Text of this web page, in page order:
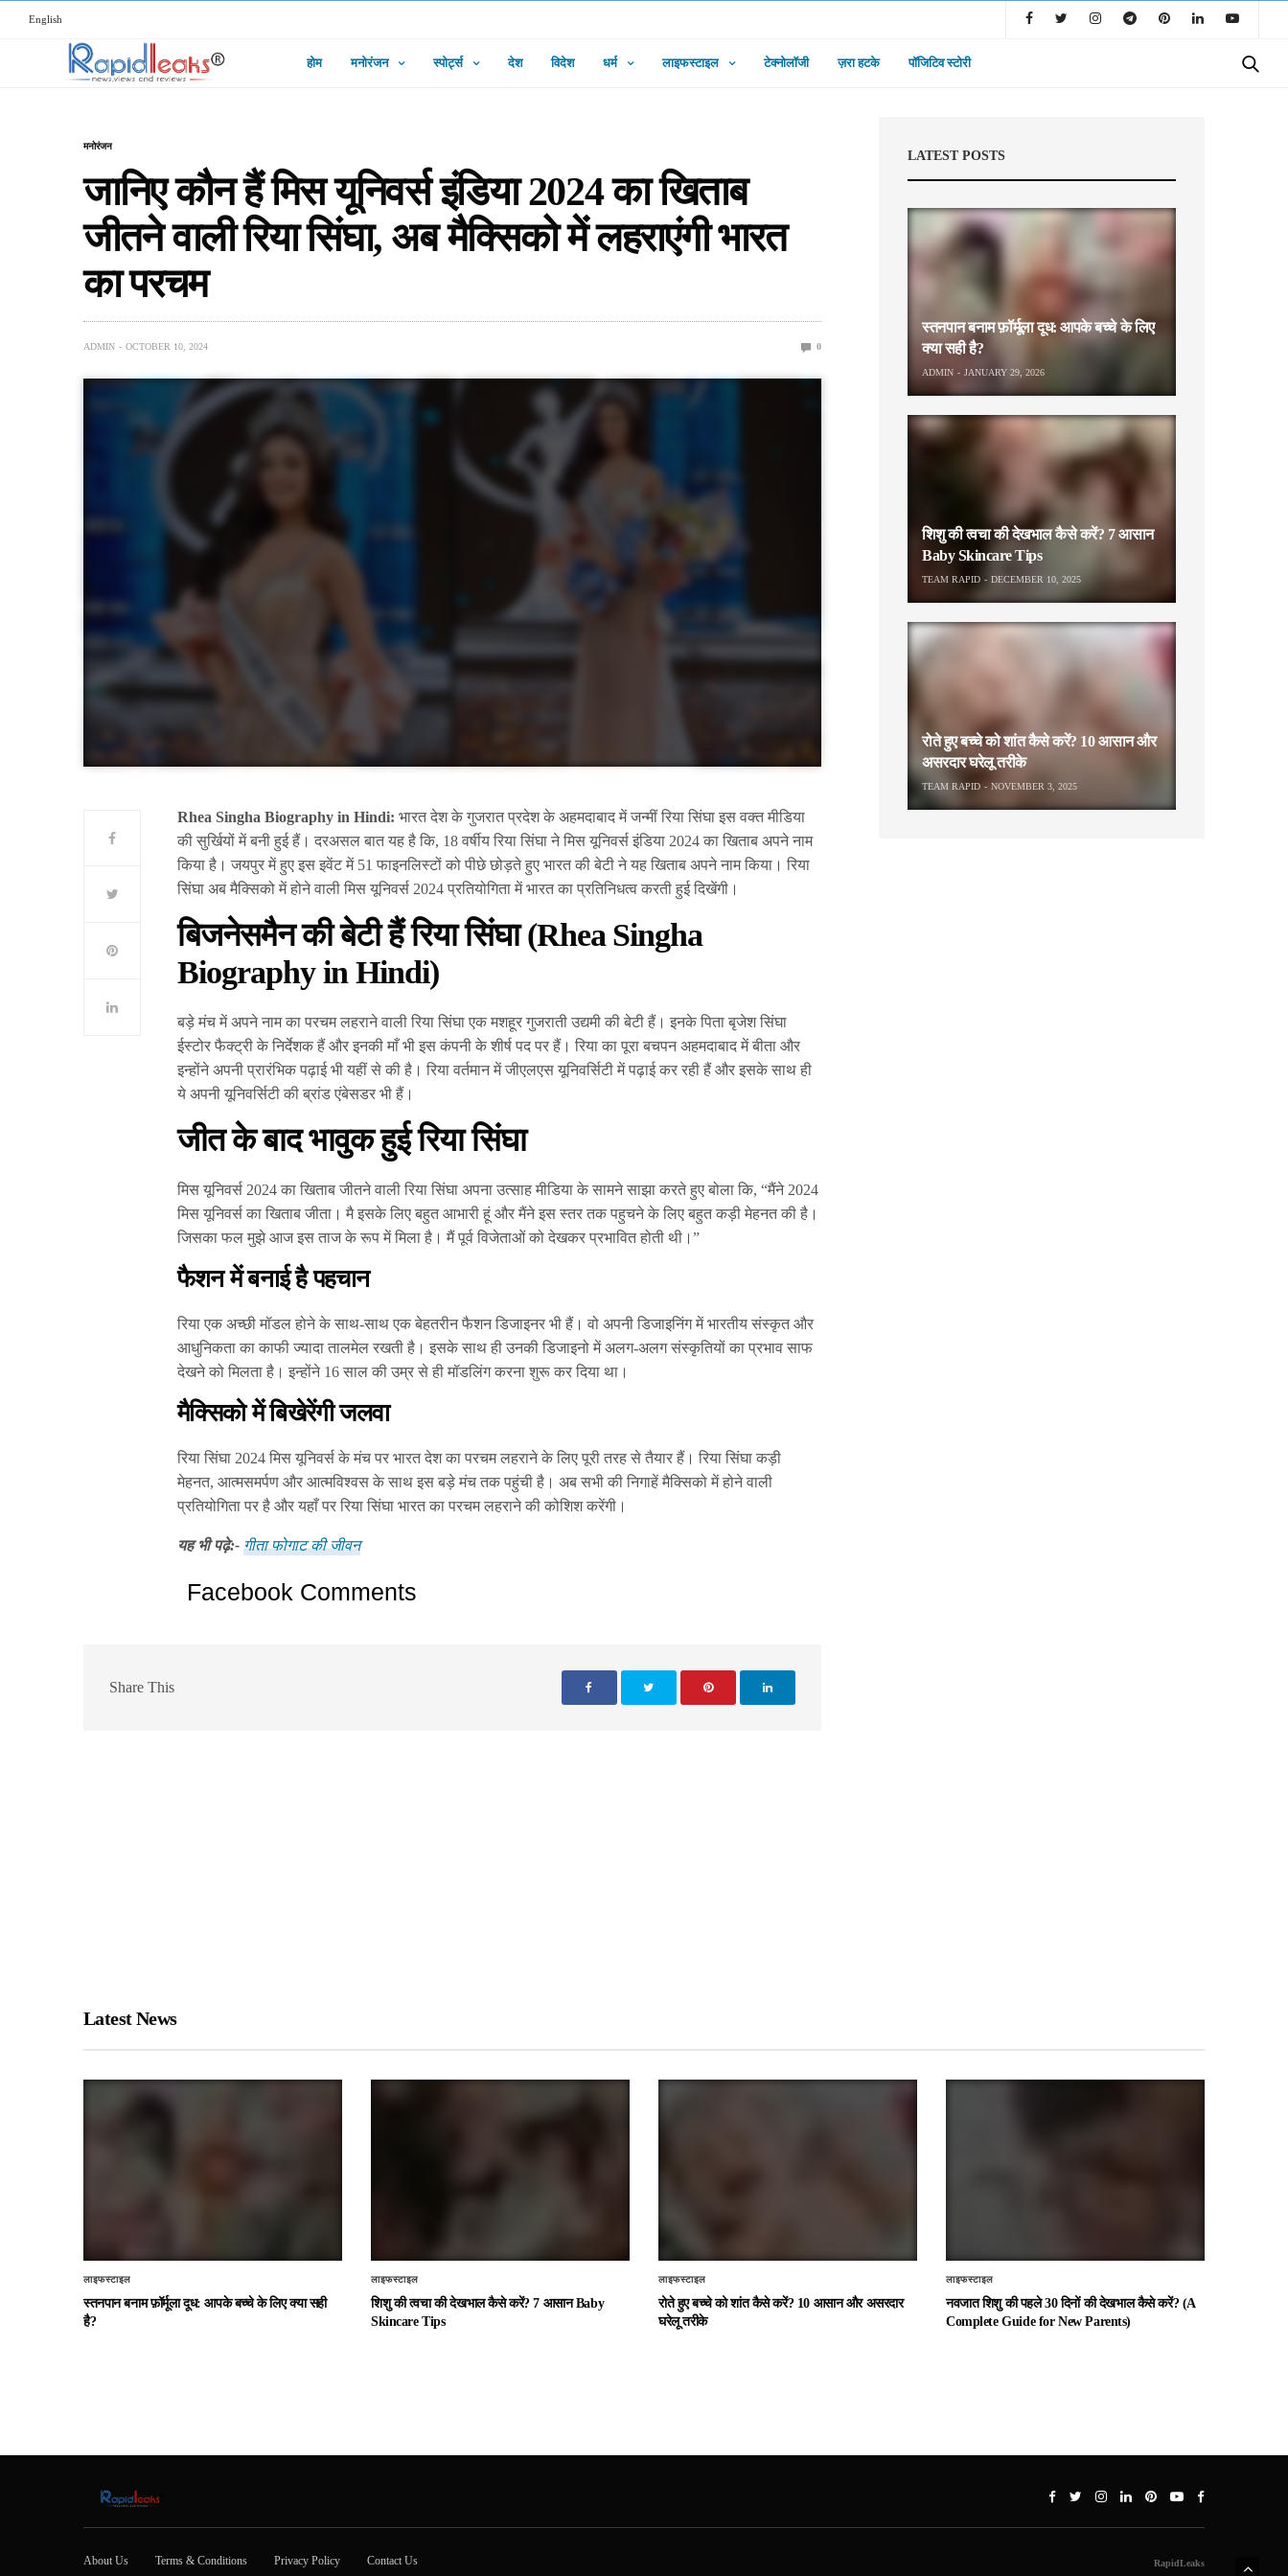
English
होम मनोरंजन स्पोर्ट्स देश विदेश धर्म लाइफस्टाइल टेक्नोलॉजी ज़रा हटके पॉजिटिव स्टोरी
मनोरंजन
जानिए कौन हैं मिस यूनिवर्स इंडिया 2024 का खिताब
जीतने वाली रिया सिंघा, अब मैक्सिको में लहराएंगी भारत
का परचम
ADMIN OCTOBER 10, 2024 0
Rhea Singha Biography in Hindi: भारत देश के गुजरात प्रदेश के अहमदाबाद में जन्मीं रिया सिंघा इस वक्त मीडिया
की सुर्खियों में बनी हुई हैं। दरअसल बात यह है कि, 18 वर्षीय रिया सिंघा ने मिस यूनिवर्स इंडिया 2024 का खिताब अपने नाम
किया है। जयपुर में हुए इस इवेंट में 51 फाइनलिस्टों को पीछे छोड़ते हुए भारत की बेटी ने यह खिताब अपने नाम किया। रिया
सिंघा अब मैक्सिको में होने वाली मिस यूनिवर्स 2024 प्रतियोगिता में भारत का प्रतिनिधत्व करती हुई दिखेंगी।
बिजनेसमैन की बेटी हैं रिया सिंघा(Rhea Singha
Biography in Hindi)
बड़े मंच में अपने नाम का परचम लहराने वाली रिया सिंघा एक मशहूर गुजराती उद्यमी की बेटी हैं। इनके पिता बृजेश सिंघा
ईस्टोर फैक्ट्री के निर्देशक हैं और इनकी माँ भी इस कंपनी के शीर्ष पद पर हैं। रिया का पूरा बचपन अहमदाबाद में बीता और
इन्होंने अपनी प्रारंभिक पढ़ाई भी यहीं से की है। रिया वर्तमान में जीएलएस यूनिवर्सिटी में पढ़ाई कर रही हैं और इसके साथ ही
ये अपनी यूनिवर्सिटी की ब्रांड एंबेसडर भी हैं।
जीत के बाद भावुक हुई रिया सिंघा
मिस यूनिवर्स 2024 का खिताब जीतने वाली रिया सिंघा अपना उत्साह मीडिया के सामने साझा करते हुए बोला कि, “मैंने 2024
मिस यूनिवर्स का खिताब जीता। मै इसके लिए बहुत आभारी हूं और मैंने इस स्तर तक पहुचने के लिए बहुत कड़ी मेहनत की है।
जिसका फल मुझे आज इस ताज के रूप में मिला है। मैं पूर्व विजेताओं को देखकर प्रभावित होती थी।”
फैशन में बनाई है पहचान
रिया एक अच्छी मॉडल होने के साथ-साथ एक बेहतरीन फैशन डिजाइनर भी हैं। वो अपनी डिजाइनिंग में भारतीय संस्कृत और
आधुनिकता का काफी ज्यादा तालमेल रखती है। इसके साथ ही उनकी डिजाइनो में अलग-अलग संस्कृतियों का प्रभाव साफ
देखने को मिलता है। इन्होंने 16 साल की उम्र से ही मॉडलिंग करना शुरू कर दिया था।
मैक्सिको में बिखेरेंगी जलवा
रिया सिंघा 2024 मिस यूनिवर्स के मंच पर भारत देश का परचम लहराने के लिए पूरी तरह से तैयार हैं। रिया सिंघा कड़ी
मेहनत, आत्मसमर्पण और आत्मविश्वस के साथ इस बड़े मंच तक पहुंची है। अब सभी की निगाहें मैक्सिको में होने वाली
प्रतियोगिता पर है और यहाँ पर रिया सिंघा भारत का परचम लहराने की कोशिश करेंगी।
यह भी पढ़े:- गीता फोगाट की जीवन
Facebook Comments
Share This
LATEST POSTS
स्तनपान बनाम फ़ॉर्मूला दूध: आपके बच्चे के लिए
क्या सही है?
ADMIN JANUARY 29, 2026
शिशु की त्वचा की देखभाल कैसे करें? 7 आसान
Baby Skincare Tips
TEAM RAPID DECEMBER 10, 2025
रोते हुए बच्चे को शांत कैसे करें? 10 आसान और
असरदार घरेलू तरीके
TEAM RAPID NOVEMBER 3, 2025
Latest News
लाइफस्टाइल
स्तनपान बनाम फ़ॉर्मूला दूध: आपके बच्चे के लिए क्या सही
है?
लाइफस्टाइल
शिशु की त्वचा की देखभाल कैसे करें? 7 आसान Baby
Skincare Tips
लाइफस्टाइल
रोते हुए बच्चे को शांत कैसे करें? 10 आसान और असरदार
घरेलू तरीके
लाइफस्टाइल
नवजात शिशु की पहले 30 दिनों की देखभाल कैसे करें? (A
Complete Guide for New Parents)
About Us Terms & Conditions Privacy Policy Contact Us RapidLeaks